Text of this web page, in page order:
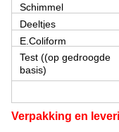
Schimmel
Deeltjes
E.Coliform
Test ((op gedroogde
basis)
Verpakking en